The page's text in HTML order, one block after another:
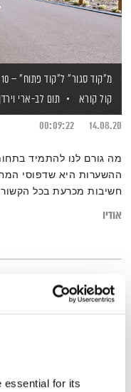
essential for its
מ"קוד סגור" ל"קוד פתוח" – 10 צעדים שיסייעו לנו בבניית מיינדסט של צמיחה
קול קורא
תום לב-ארי
14.08.20
00:09:22
מה גורם לנו להתמיד
ההשערות היא שדפוסי
חשיבות מכרעת בכל הקשור
אודיו